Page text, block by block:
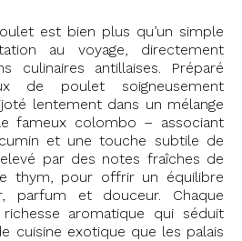
est bien plus qu’un simple
au voyage, directement
culinaires antillaises. Préparé
de poulet soigneusement
lentement dans un mélange
fameux colombo – associant
et une touche subtile de
par des notes fraîches de
thym, pour offrir un équilibre
parfum et douceur. Chaque
aromatique qui séduit
cuisine exotique que les palais